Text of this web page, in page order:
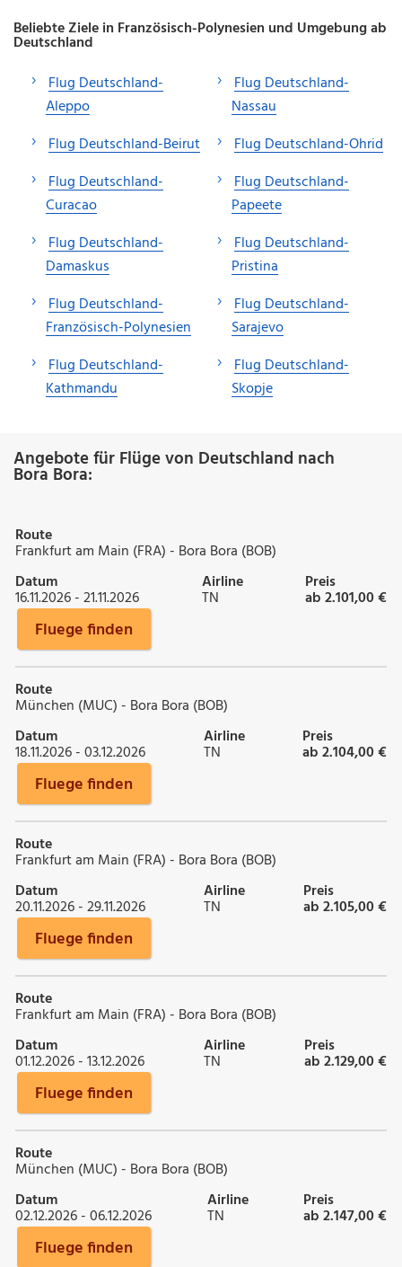
Beliebte Ziele in Französisch-Polynesien und Umgebung ab
Deutschland
Flug Deutschland-
Aleppo
Flug Deutschland-Beirut
Flug Deutschland-
Curacao
Flug Deutschland-
Damaskus
Flug Deutschland-
Französisch-Polynesien
Flug Deutschland-
Kathmandu
Flug Deutschland-
Nassau
Flug Deutschland-Ohrid
Flug Deutschland-
Papeete
Flug Deutschland-
Pristina
Flug Deutschland-
Sarajevo
Flug Deutschland-
Skopje
Angebote für Flüge von Deutschland nach
Bora Bora:
Route
Frankfurt am Main (FRA) - Bora Bora (BOB)
Datum
16.11.2026 - 21.11.2026
Airline
TN
Preis
ab 2.101,00 €
Fluege finden
Route
München (MUC) - Bora Bora (BOB)
Datum
18.11.2026 - 03.12.2026
Airline
TN
Preis
ab 2.104,00 €
Fluege finden
Route
Frankfurt am Main (FRA) - Bora Bora (BOB)
Datum
20.11.2026 - 29.11.2026
Airline
TN
Preis
ab 2.105,00 €
Fluege finden
Route
Frankfurt am Main (FRA) - Bora Bora (BOB)
Datum
01.12.2026 - 13.12.2026
Airline
TN
Preis
ab 2.129,00 €
Fluege finden
Route
München (MUC) - Bora Bora (BOB)
Datum
02.12.2026 - 06.12.2026
Airline
TN
Preis
ab 2.147,00 €
Fluege finden